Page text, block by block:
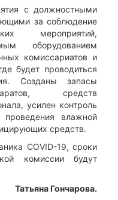
с должностными
за соблюдение
мероприятий,
оборудованием
комиссариатов и
будет проводиться
Созданы запасы
средств
усилен контроль
влажной
средств.
COVID-19, сроки
комиссии будут
Татьяна Гончарова.